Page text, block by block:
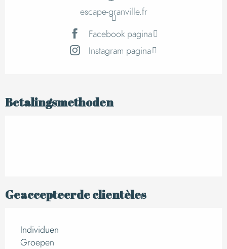
escape-granville.fr
Facebook pagina
Instagram pagina
Betalingsmethoden
Geaccepteerde clientèles
Individuen
Groepen